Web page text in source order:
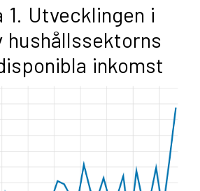
1. Utvecklingen i
hushållssektorns
inkomst